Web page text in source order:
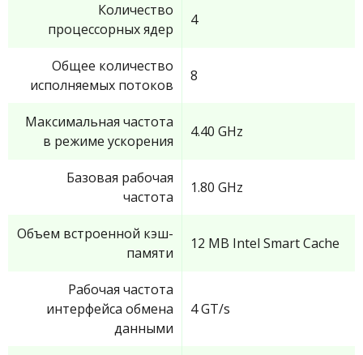
Количество
процессорных ядер
4
Общее количество
исполняемых потоков
8
Максимальная частота
в режиме ускорения
4.40 GHz
Базовая рабочая
частота
1.80 GHz
Объем встроенной кэш-
памяти
12 MB Intel Smart Cache
Рабочая частота
интерфейса обмена
данными
4 GT/s